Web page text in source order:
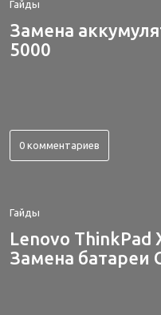
Гайды
Замена
5000
0 комментариев
Гайды
Lenovo ThinkPad
Замена батареи